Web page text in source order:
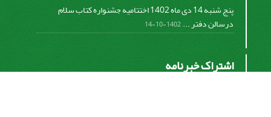
پنج شنبه 14 دی ماه 1402 اختتامیه جشنواره کتاب سلام
درسالن دفتر ...1402-10-14
اشتراک خبرنامه